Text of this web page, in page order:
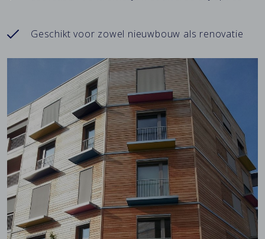
Geschikt voor zowel nieuwbouw als renovatie